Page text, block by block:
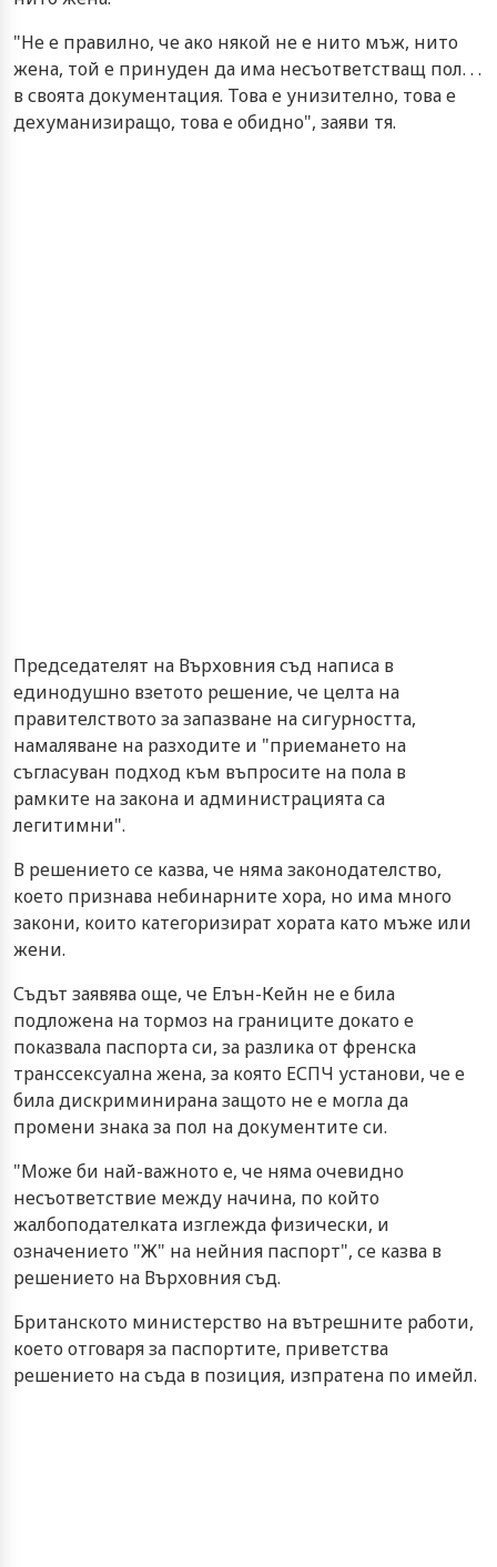
"Не е правилно, че ако някой не е нито мъж, нито
жена, той е принуден да има несъответстващ пол. . .
в своята документация. Това е унизително, това е
дехуманизиращо, това е обидно", заяви тя.
Председателят на Върховния съд написа в
единодушно взетото решение, че целта на
правителството за запазване на сигурността,
намаляване на разходите и "приемането на
съгласуван подход към въпросите на пола в
рамките на закона и администрацията са
легитимни".
В решението се казва, че няма законодателство,
което признава небинарните хора, но има много
закони, които категоризират хората като мъже или
жени.
Съдът заявява още, че Елън-Кейн не е била
подложена на тормоз на границите докато е
показвала паспорта си, за разлика от френска
транссексуална жена, за която ЕСПЧ установи, че е
била дискриминирана защото не е могла да
промени знака за пол на документите си.
"Може би най-важното е, че няма очевидно
несъответствие между начина, по който
жалбоподателката изглежда физически, и
означението "Ж" на нейния паспорт", се казва в
решението на Върховния съд.
Британското министерство на вътрешните работи,
което отговаря за паспортите, приветства
решението на съда в позиция, изпратена по имейл.